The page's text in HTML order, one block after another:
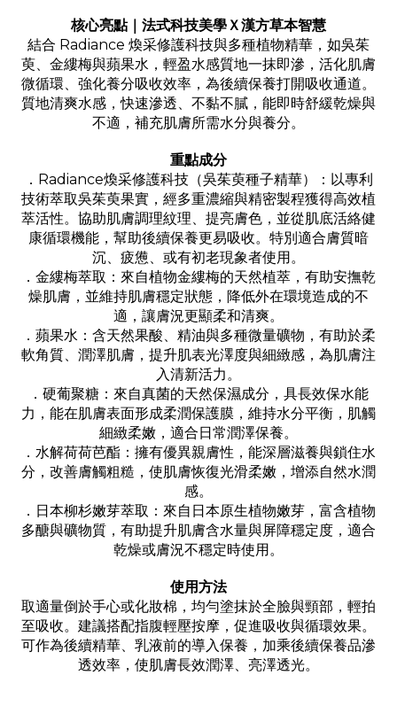
核心亮點｜法式科技美學Ｘ漢方草本智慧
結合 Radiance 煥采修護科技與多種植物精華，如吳茱
萸、金縷梅與蘋果水，輕盈水感質地一抹即滲，活化肌膚
微循環、強化養分吸收效率，為後續保養打開吸收通道。
質地清爽水感，快速滲透、不黏不膩，能即時舒緩乾燥與
不適，補充肌膚所需水分與養分。
重點成分
．Radiance煥采修護科技（吳茱萸種子精華）：以專利
技術萃取吳茱萸果實，經多重濃縮與精密製程獲得高效植
萃活性。協助肌膚調理紋理、提亮膚色，並從肌底活絡健
康循環機能，幫助後續保養更易吸收。特別適合膚質暗
沉、疲憊、或有初老現象者使用。
．金縷梅萃取：來自植物金縷梅的天然植萃，有助安撫乾
燥肌膚，並維持肌膚穩定狀態，降低外在環境造成的不
適，讓膚況更顯柔和清爽。
．蘋果水：含天然果酸、精油與多種微量礦物，有助於柔
軟角質、潤澤肌膚，提升肌表光澤度與細緻感，為肌膚注
入清新活力。
．硬葡聚糖：來自真菌的天然保濕成分，具長效保水能
力，能在肌膚表面形成柔潤保護膜，維持水分平衡，肌觸
細緻柔嫩，適合日常潤澤保養。
． 水解荷荷芭酯：擁有優異親膚性，能深層滋養與鎖住水
分，改善膚觸粗糙，使肌膚恢復光滑柔嫩，增添自然水潤
感。
．日本柳杉嫩芽萃取：來自日本原生植物嫩芽，富含植物
多醣與礦物質，有助提升肌膚含水量與屏障穩定度，適合
乾燥或膚況不穩定時使用。
使用方法
取適量倒於手心或化妝棉，均勻塗抹於全臉與頸部，輕拍
至吸收。建議搭配指腹輕壓按摩，促進吸收與循環效果。
可作為後續精華、乳液前的導入保養，加乘後續保養品滲
透效率，使肌膚長效潤澤、亮澤透光。